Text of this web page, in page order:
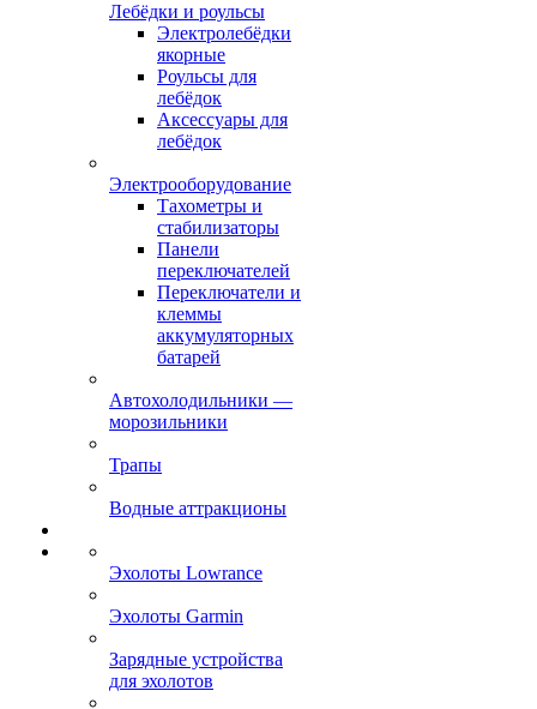
Лебёдки и роульсы
Электролебёдки
якорные
Роульсы для
лебёдок
Аксессуары для
лебёдок
Электрооборудование
Тахометры и
стабилизаторы
Панели
переключателей
Переключатели и
клеммы
аккумуляторных
батарей
Автохолодильники —
морозильники
Трапы
Водные аттракционы
Эхолоты Lowrance
Эхолоты Garmin
Зарядные устройства
для эхолотов